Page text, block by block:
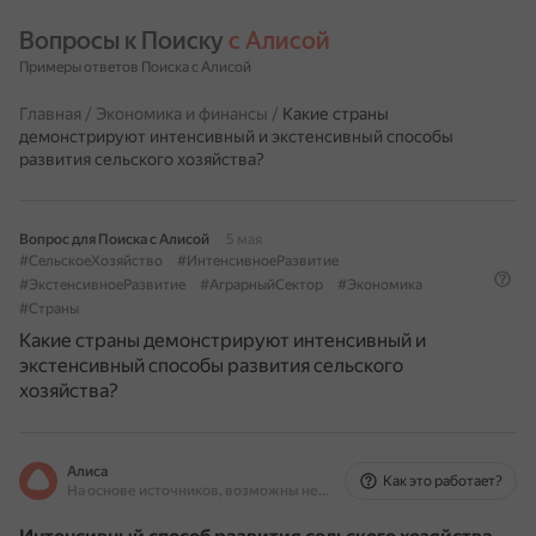
Вопросы к Поиску с Алисой
Примеры ответов Поиска с Алисой
Главная / Экономика и финансы / Какие страны
демонстрируют интенсивный и экстенсивный способы
развития сельского хозяйства?
Вопрос для Поиска с Алисой
5 мая
#СельскоеХозяйство
#ИнтенсивноеРазвитие
#ЭкстенсивноеРазвитие
#АграрныйСектор
#Экономика
#Страны
Какие страны демонстрируют интенсивный и
экстенсивный способы развития сельского
хозяйства?
Алиса
На основе источников, возможны неточности
Как это работает?